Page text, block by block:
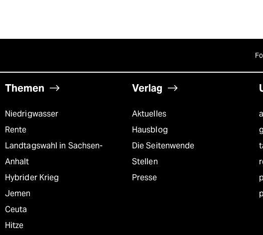
Themen
Niedrigwasser
Rente
Landtagswahl in Sachsen-
Anhalt
Hybrider Krieg
Jemen
Ceuta
Hitze
Verlag
Aktuelles
Hausblog
Die Seitenwende
Stellen
Presse